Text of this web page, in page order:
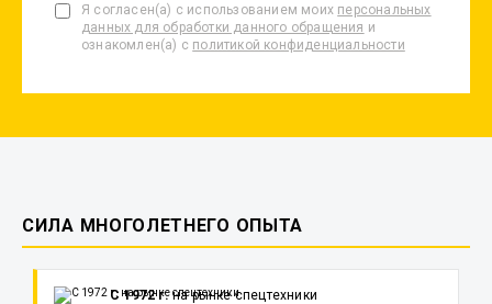
Я согласен(а) с использованием моих персональных
данных для обработки данного обращения и
ознакомлен(а) с политикой конфиденциальности
СИЛА МНОГОЛЕТНЕГО ОПЫТА
С 1972 г.на рынке спецтехники